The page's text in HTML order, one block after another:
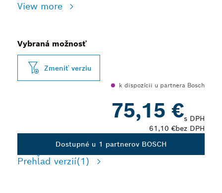
View more
Vybraná možnosť
Zmeniť verziu
k dispozícii u partnera Bosch
75,15 €s DPH
61,10 €bez DPH
Dostupné u 1 partnerov BOSCH
Prehľad verzií(1)